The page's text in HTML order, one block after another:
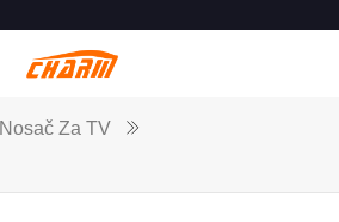
Nosač Za TV